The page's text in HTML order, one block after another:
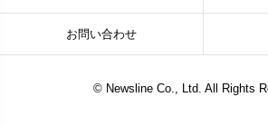
お問い合わせ
© Newsline Co., Ltd. All Rights